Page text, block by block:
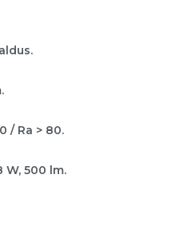
/ Ra > 80.
500 lm.